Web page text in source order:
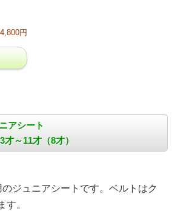
円
アシート
～11才（8才）
ジュニアシートです。ベルトはク
す。